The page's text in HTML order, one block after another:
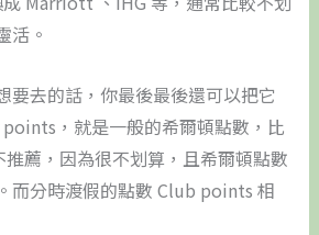
活。
要去的話，你最後最後還可以把它
，就是一般的希爾頓點數，比
薦，因為很不划算，且希爾頓點數
而分時渡假的點數 Club points 相